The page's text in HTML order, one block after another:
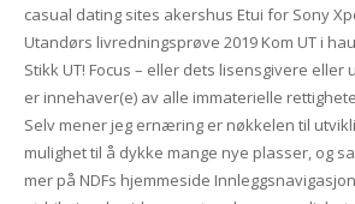
casual dating sites akershus Etui for Sony
Utandørs livredningsprøve 2019 Kom UT i
Stikk UT! Focus – eller dets lisensgivere
er innehaver(e) av alle immaterielle
Selv mener jeg ernæring er nøkkelen til
mulighet til å dykke mange nye plasser, og
mer på NDFs hjemmeside